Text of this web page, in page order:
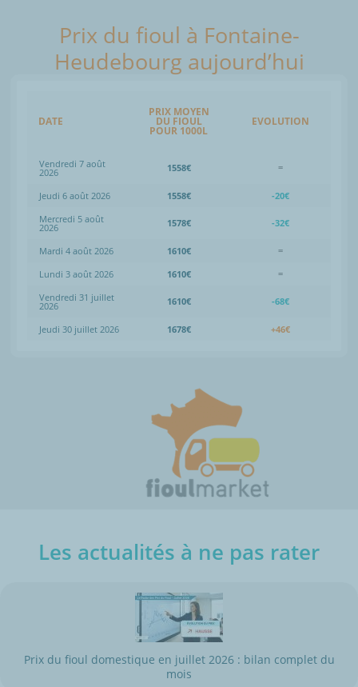
Prix du fioul à Fontaine-
Heudebourg aujourd’hui
DATE
PRIX MOYEN
DU FIOUL
POUR 1000L
EVOLUTION
Vendredi 7 août
2026 1558€ =
Jeudi 6 août 2026 1558€
-20€
Mercredi 5 août
2026 1578€ -32€
Mardi 4 août 2026 1610€
=
Lundi 3 août 2026
1610€
=
Vendredi 31 juillet
2026 1610€ -68€
Jeudi 30 juillet 2026 1678€ +46€
Les actualités à ne pas rater
Prix du fioul domestique en juillet 2026 : bilan complet du
mois